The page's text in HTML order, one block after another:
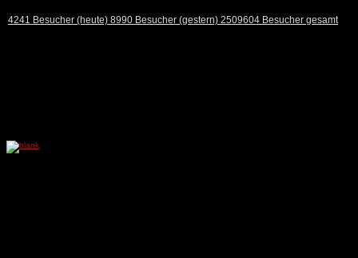
4241 Besucher (heute) 8990 Besucher (gestern) 2509604 Besucher gesamt